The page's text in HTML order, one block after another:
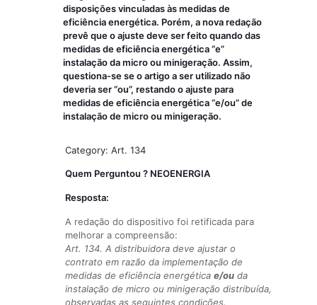
disposições vinculadas às medidas de
eficiência energética. Porém, a nova redação
prevê que o ajuste deve ser feito quando das
medidas de eficiência energética “e”
instalação da micro ou minigeração. Assim,
questiona-se se o artigo a ser utilizado não
deveria ser “ou”, restando o ajuste para
medidas de eficiência energética “e/ou” de
instalação de micro ou minigeração.
Category: Art. 134
Quem Perguntou ? NEOENERGIA
Resposta:
A redação do dispositivo foi retificada para
melhorar a compreensão:
Art. 134. A distribuidora deve ajustar o
contrato em razão da implementação de
medidas de eficiência energética e/ouda
instalação de micro ou minigeração distribuída,
observadas as seguintes condições.